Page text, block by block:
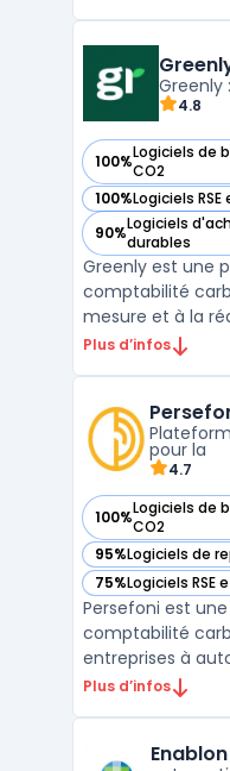
émissions
émissions dire ...
Greenly
4.8
100%Logiciels de
CO2
— voir Greenly
100%Logiciels
— voir Greenly
90%Logiciels
durables
— voir Greenly
Greenly est une
comptabilité
mesure et à la
carbone des
données variées
énergétique,
Plus d’infos
pour la
4.7
100%Logiciels de
CO2
— voir Persefoni
95%Logiciels de
— voir Persefoni
75%Logiciels RSE
— voir Persefoni
Persefoni est
comptabilité
entreprises à
empreinte
intuitive, la
Plus d’infos
Enablon